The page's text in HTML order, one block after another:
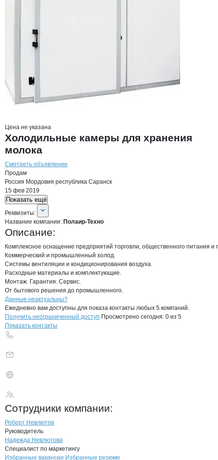
Цена не указана
Холодильные камеры для хранения
молока
Смотреть объявление
Продам
Россия Мордовия республика Саранск
15 фев 2019
Показать ещё
О компании
Реквизиты
Реквизиты:
Название компании: Полаир-Техно
Описание:
Комплексное оснащение предприятий торговли, общественного питания и
Коммерческий и промышленный холод.
Системы вентиляции и кондиционирования воздуха.
Расходные материалы и комплектующие.
Монтаж. Гарантия. Сервис.
От бытового решения до промышленного.
Контактыкомпании
+7(800)000-00-..
Данные неактуальны?
Ежедневно вам доступны для показа контакты любых 5 компаний.
Получить неограниченный доступ Просмотрено сегодня: 0 из 5
Показать контакты
Сотрудники компании:
Роберт Невлютов
Руководитель
Надежда Невлютова
Специалист по маркетингу
Избранные вакансии Избранные резюме